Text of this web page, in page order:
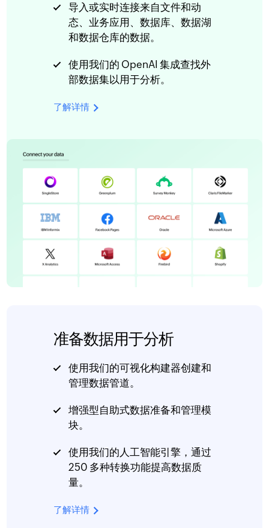
导入或实时连接来自文件和动
态、业务应用、数据库、数据湖
和数据仓库的数据。
使用我们的 OpenAI 集成查找外
部数据集以用于分析。
了解详情
准备数据用于分析
使用我们的可视化构建器创建和
管理数据管道。
增强型自助式数据准备和管理模
块。
使用我们的人工智能引擎，通过
250 多种转换功能提高数据质
量。
了解详情